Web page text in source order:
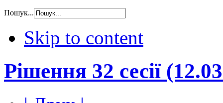
Пошук...
Skip to content
Рішення 32 сесії